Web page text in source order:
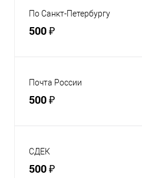
По Санкт-Петербургу
500 ₽
Почта России
500 ₽
СДЕК
500 ₽